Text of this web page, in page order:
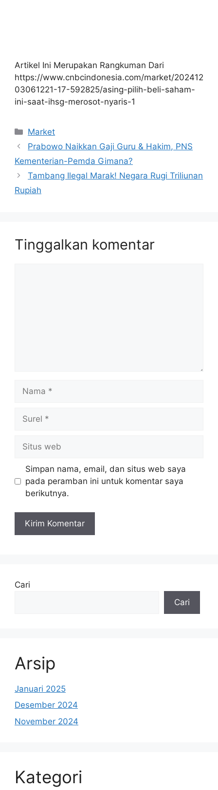
Artikel Ini Merupakan Rangkuman Dari
https://www.cnbcindonesia.com/market/202412
03061221-17-592825/asing-pilih-beli-saham-
ini-saat-ihsg-merosot-nyaris-1
Kategori
Market
Prabowo Naikkan Gaji Guru & Hakim, PNS
Kementerian-Pemda Gimana?
Tambang Ilegal Marak! Negara Rugi Triliunan
Rupiah
Tinggalkan komentar
Nama
Surel
Situs
web
Simpan nama, email, dan situs web saya
pada peramban ini untuk komentar saya
berikutnya.
Cari
Cari
Arsip
Januari 2025
Desember 2024
November 2024
Kategori